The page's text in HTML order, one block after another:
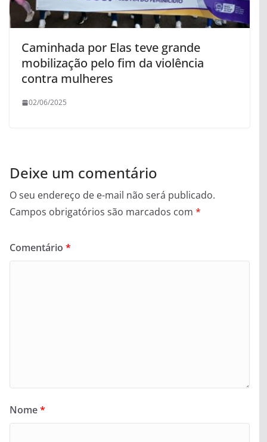
Caminhada por Elas teve grande
mobilização pelo fim da violência
contra mulheres
02/06/2025
Deixe um comentário
O seu endereço de e-mail não será publicado.
Campos obrigatórios são marcados com *
Comentário *
Nome*